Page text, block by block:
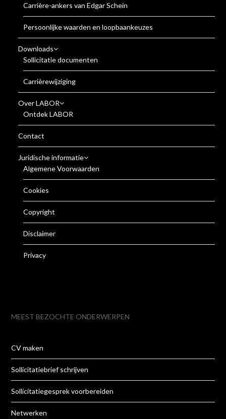
Carrière-ankers van Edgar Schein
Persoonlijke waarden en loopbaankeuzes
Downloads
Sollicitatie documenten
Carrièrewijziging
Over LABOR
Ontdek LABOR
Contact
Juridische informatie
Algemene Voorwaarden
Cookies
Copyright
Disclaimer
Privacy
MEEST BEZOCHTE ONDERWERPEN
CV maken
Sollicitatiebrief schrijven
Sollicitatiegesprek voorbereiden
Netwerken